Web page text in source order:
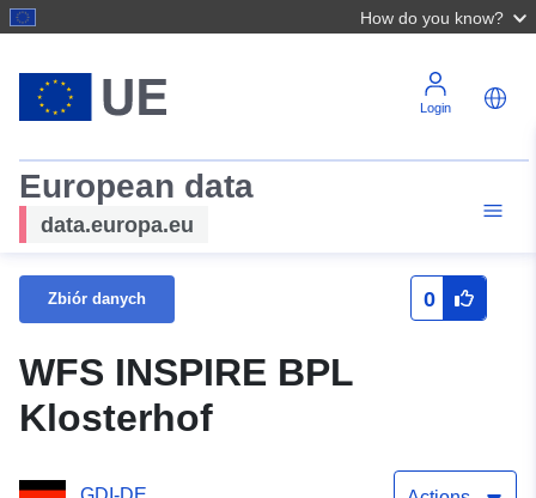
How do you know?
Login
European data
data.europa.eu
Zbiór danych 0
WFS INSPIRE BPL
Klosterhof